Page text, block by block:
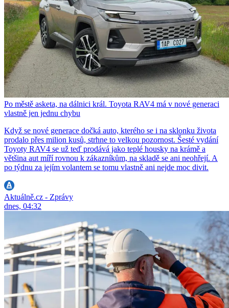
Po městě asketa, na dálnici král. Toyota RAV4 má v nové generaci
vlastně jen jednu chybu
Když se nové generace dočká auto, kterého se i na sklonku života
prodalo přes milion kusů, strhne to velkou pozornost. Šesté vydání
Toyoty RAV4 se už teď prodává jako teplé housky na krámě a
většina aut míří rovnou k zákazníkům, na skladě se ani neohřejí. A
po týdnu za jejím volantem se tomu vlastně ani nejde moc divit.
Aktuálně.cz - Zprávy
dnes, 04:32